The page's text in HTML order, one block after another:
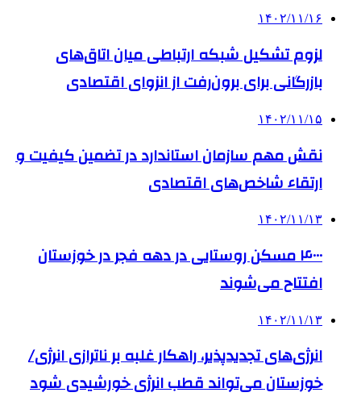
۱۴۰۲/۱۱/۱۶
لزوم تشکیل شبکه ارتباطی میان اتاق‌های
بازرگانی برای برون‌رفت از انزوای اقتصادی
۱۴۰۲/۱۱/۱۵
نقش مهم سازمان استاندارد در تضمین کیفیت و
ارتقاء شاخص‌های اقتصادی
۱۴۰۲/۱۱/۱۳
۴۰۰۰ مسکن روستایی در دهه فجر در خوزستان
افتتاح می‌شوند
۱۴۰۲/۱۱/۱۳
انرژی‌های تجدیدپذیر، راهکار غلبه بر ناترازی‌ انرژی/
خوزستان می‌تواند قطب انرژی خورشیدی شود